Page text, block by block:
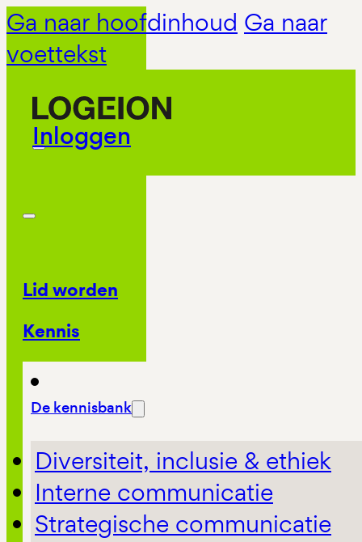
Ga naar hoofdinhoud Ga naar
voettekst
Inloggen
Lid worden
Kennis
De kennisbank
Diversiteit, inclusie & ethiek
Interne communicatie
Strategische communicatie